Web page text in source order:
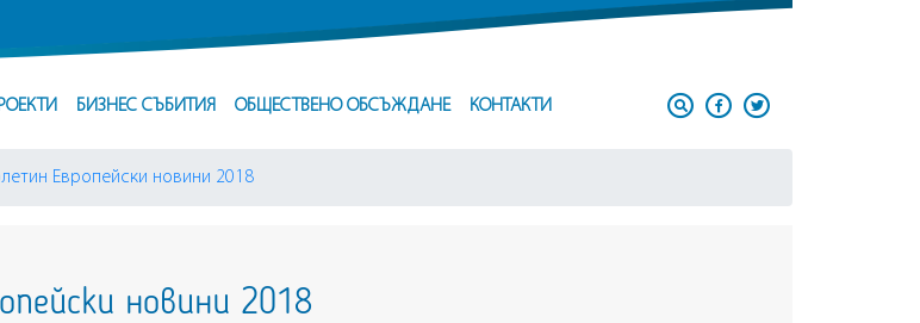
БИЗНЕС СЪБИТИЯ ОБЩЕСТВЕНО ОБСЪЖДАНЕ КОНТАКТИ
Европейски новини 2018
новини 2018